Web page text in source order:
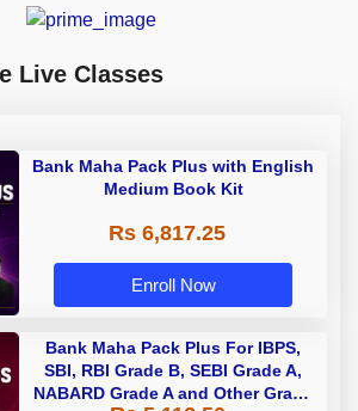
Live Classes
Bank Maha Pack Plus with English
Medium Book Kit
Rs 6,817.25
Enroll Now
Bank Maha Pack Plus For IBPS,
SBI, RBI Grade B, SEBI Grade A,
NABARD Grade A and Other Grade